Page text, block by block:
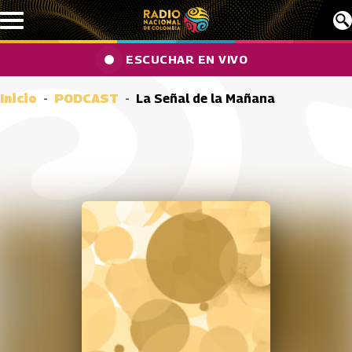
Pasar al contenido principal
ESCUCHAR EN VIVO
Inicio PODCAST La Señal de la Mañana